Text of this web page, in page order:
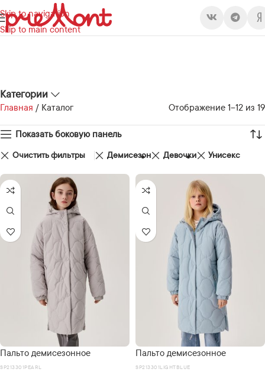
Skip to navigation
Skip to main content
Категории
Главная / Каталог Отображение 1–12 из 19
Показать боковую панель
Очистить фильтры Демисезон Девочки Унисекс
Пальто демисезонное
SP213301PEARL
Пальто демисезонное
SP213301LIGHTBLUE